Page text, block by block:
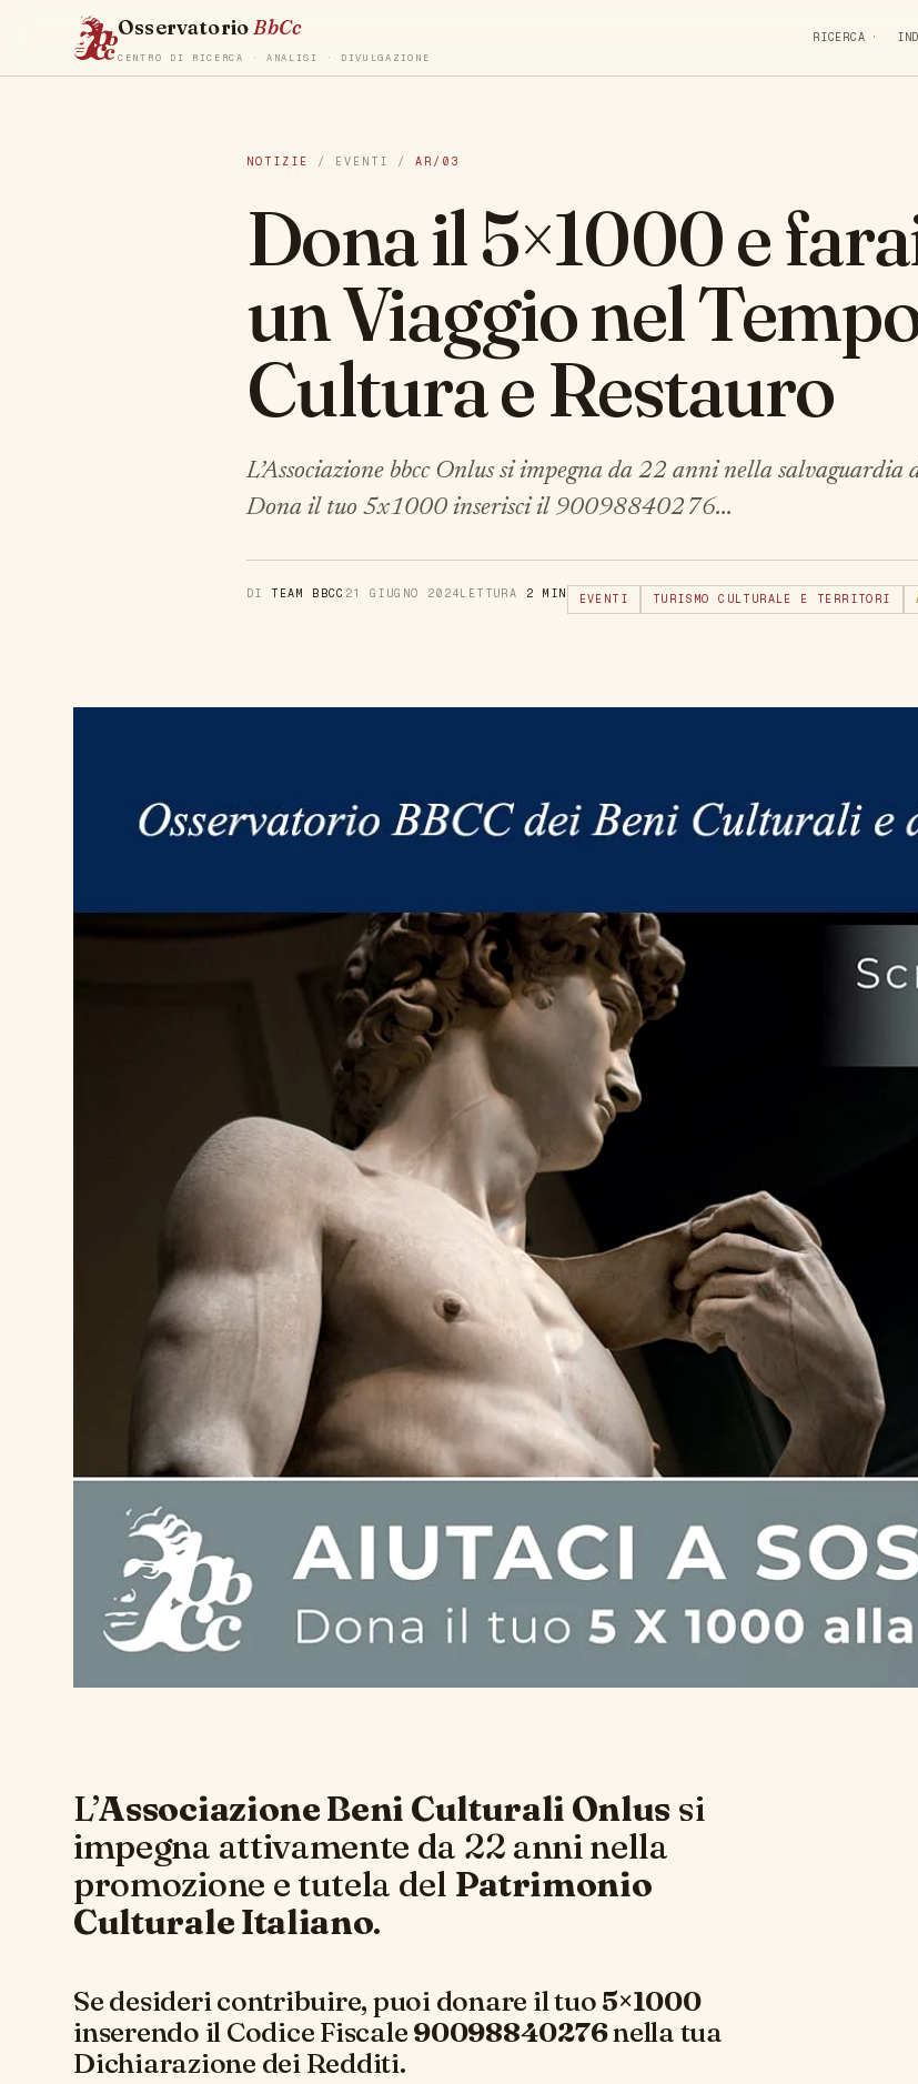
Osservatorio BbCc
CENTRO DI RICERCA · ANALISI · DIVULGAZIONE
RICERCA
NOTIZIE / EVENTI / AR/03
Dona il 5×1000 e
un Viaggio nel
Cultura e Restauro
L’Associazione bbcc Onlus si impegna da 22 anni nella
Dona il tuo 5x1000 inserisci il 90098840276...
DI TEAM BBCC 21 GIUGNO 2024LETTURA 2 MIN EVENTI TURISMO CULTURALE E TERRITORI
L’Associazione Beni Culturali Onlus si
impegna attivamente da 22 anni nella
promozione e tutela del Patrimonio
Culturale Italiano.
Se desideri contribuire, puoi donare il tuo 5×1000
inserendo il Codice Fiscale 90098840276nella tua
Dichiarazione dei Redditi.